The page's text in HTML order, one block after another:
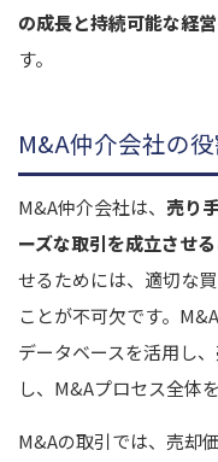
の成長と持続可能な経
す。
M&A仲介会社の
M&A仲介会社は、 売り
ーズな取引を成立させ
せるためには、適切な
ことが不可欠です。
データベースを活用し
し、M&Aプロセス全体
M&Aの取引では、売却